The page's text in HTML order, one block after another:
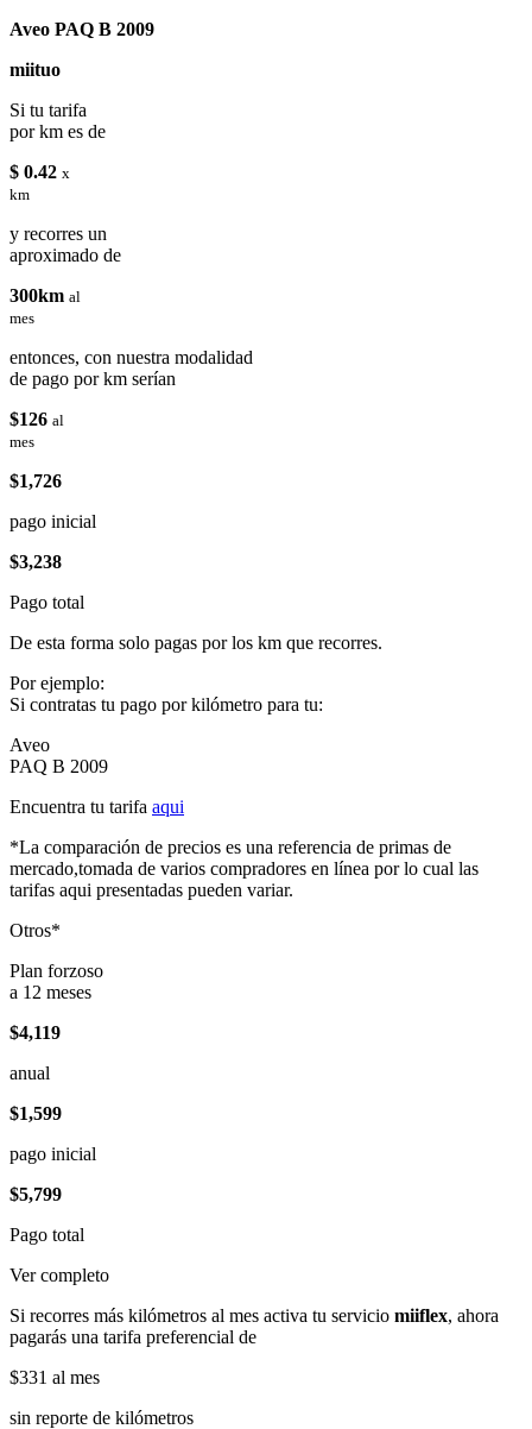
Aveo PAQ B 2009
miituo
Si tu tarifa
por km es de
$ 0.42 x
km
y recorres un
aproximado de
300km al
mes
entonces, con nuestra modalidad
de pago por km serían
$126 al
mes
$1,726
pago inicial
$3,238
Pago total
De esta forma solo pagas por los km que recorres.
Por ejemplo:
Si contratas tu pago por kilómetro para tu:
Aveo
PAQ B 2009
Encuentra tu tarifa aqui
*La comparación de precios es una referencia de primas de
mercado,tomada de varios compradores en línea por lo cual las
tarifas aqui presentadas pueden variar.
Otros*
Plan forzoso
a 12 meses
$4,119
anual
$1,599
pago inicial
$5,799
Pago total
Ver completo
Si recorres más kilómetros al mes activa tu servicio miiflex, ahora
pagarás una tarifa preferencial de
$331 al mes
sin reporte de kilómetros